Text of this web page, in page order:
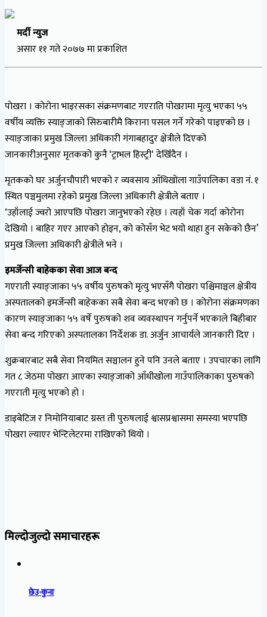
मर्दी न्युज
असार ११ गते २०७७ मा प्रकाशित
पोखरा । कोरोना भाइरसका संक्रमणबाट गएराति पोखरामा मृत्यु भएका ५५
वर्षीय व्यक्ति स्याङ्जाको सिरुबारीमै किराना पसल गर्ने गरेको पाइएको छ ।
स्याङ्जाका प्रमुख जिल्ला अधिकारी गंगाबहादुर क्षेत्रीले दिएको
जानकारीअनुसार मृतकको कुनै ‘ट्राभल हिस्ट्री‘ देखिँदैन ।
मृतकको घर अर्जुनचौपारी भएको र व्यवसाय आँधिखोला गाउँपालिका वडा नं. १
स्थित पञ्चमुलमा रहेको प्रमुख जिल्ला अधिकारी क्षेत्रीले बताए ।
‘उहाँलाई ज्वरो आएपछि पोखरा जानुभएको रहेछ । त्यहाँ चेक गर्दा कोरोना
देखियो । बाहिर गएर आएको होइन, को कोसँग भेट भयो थाहा हुन सकेको छैन’
प्रमुख जिल्ला अधिकारी क्षेत्रीले भने ।
इमर्जेन्सी बाहेकका सेवा आज बन्द
गएराती स्याङ्जाका ५५ वर्षीय पुरुषको मृत्यु भएसँगै पोखरा पश्चिमाञ्चल क्षेत्रीय
अस्पतालको इमर्जेन्सी बाहेकका सबै सेवा बन्द भएको छ । कोरोना संक्रमणका
कारण स्याङ्जाका ५५ वर्षे पुरुषको शव व्यवस्थापन गर्नुपर्ने भएकाले बिहीबार
सेवा बन्द गरिएको अस्पतालका निर्देशक डा. अर्जुन आचार्यले जानकारी दिए ।
शुक्रबारबाट सबै सेवा नियमित सञ्चालन हुने पनि उनले बताए । उपचारका लागि
गत ८ जेठमा पोखरा आएका स्याङ्जाको आँधीखोला गाउँपालिकाका पुरुषको
गएराती मृत्यु भएको हो ।
डाइबेटिज र निमोनियाबाट ग्रस्त ती पुरुषलाई श्वासप्रश्वासमा समस्या भएपछि
पोखरा ल्याएर भेन्टिलेटरमा राखिएको थियो ।
मिल्दोजुल्दो समाचारहरू
छेउ-कुना